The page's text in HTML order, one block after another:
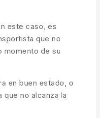
este caso, es
que no
momento de su
en buen estado, o
no alcanza la